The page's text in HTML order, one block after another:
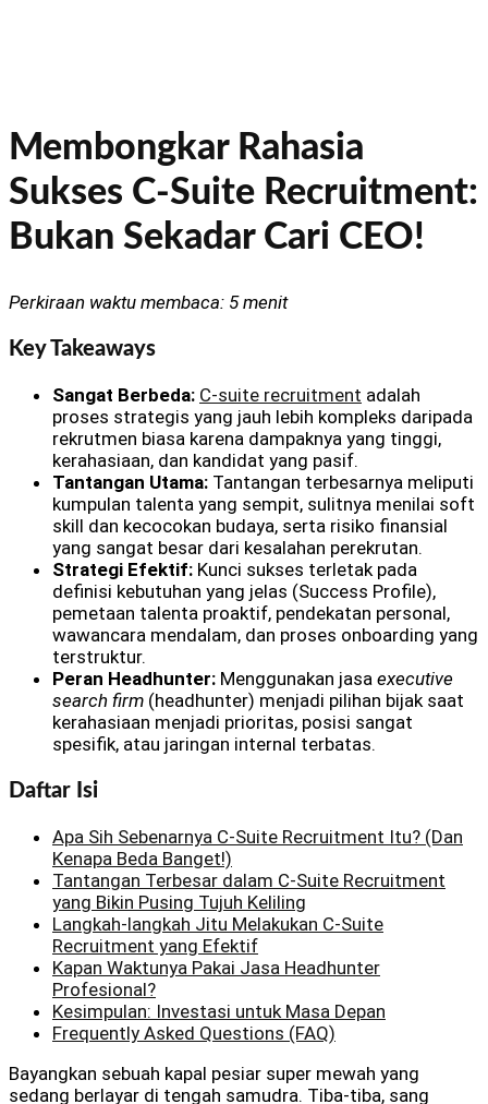
Membongkar Rahasia
Sukses C-Suite Recruitment:
Bukan Sekadar Cari CEO!
Perkiraan waktu membaca: 5 menit
Key Takeaways
Sangat Berbeda: C-suite recruitment adalah
proses strategis yang jauh lebih kompleks daripada
rekrutmen biasa karena dampaknya yang tinggi,
kerahasiaan, dan kandidat yang pasif.
Tantangan Utama: Tantangan terbesarnya meliputi
kumpulan talenta yang sempit, sulitnya menilai soft
skill dan kecocokan budaya, serta risiko finansial
yang sangat besar dari kesalahan perekrutan.
Strategi Efektif: Kunci sukses terletak pada
definisi kebutuhan yang jelas (Success Profile),
pemetaan talenta proaktif, pendekatan personal,
wawancara mendalam, dan proses onboarding yang
terstruktur.
Peran Headhunter: Menggunakan jasa executive
search firm (headhunter) menjadi pilihan bijak saat
kerahasiaan menjadi prioritas, posisi sangat
spesifik, atau jaringan internal terbatas.
Daftar Isi
Apa Sih Sebenarnya C-Suite Recruitment Itu? (Dan
Kenapa Beda Banget!)
Tantangan Terbesar dalam C-Suite Recruitment
yang Bikin Pusing Tujuh Keliling
Langkah-langkah Jitu Melakukan C-Suite
Recruitment yang Efektif
Kapan Waktunya Pakai Jasa Headhunter
Profesional?
Kesimpulan: Investasi untuk Masa Depan
Frequently Asked Questions (FAQ)
Bayangkan sebuah kapal pesiar super mewah yang
sedang berlayar di tengah samudra. Tiba-tiba, sang